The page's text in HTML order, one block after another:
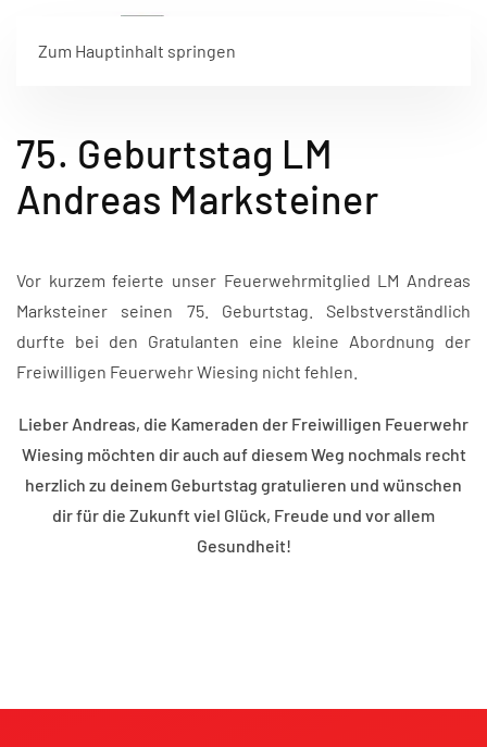
Zum Hauptinhalt springen
75. Geburtstag LM
Andreas Marksteiner
Vor kurzem feierte unser Feuerwehrmitglied LM Andreas
Marksteiner seinen 75. Geburtstag. Selbstverständlich
durfte bei den Gratulanten eine kleine Abordnung der
Freiwilligen Feuerwehr Wiesing nicht fehlen.
Lieber Andreas, die Kameraden der Freiwilligen Feuerwehr
Wiesing möchten dir auch auf diesem Weg nochmals recht
herzlich zu deinem Geburtstag gratulieren und wünschen
dir für die Zukunft viel Glück, Freude und vor allem
Gesundheit!